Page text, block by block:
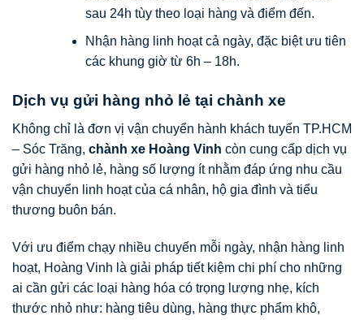
sau 24h tùy theo loại hàng và điểm đến.
Nhận hàng linh hoạt cả ngày, đặc biệt ưu tiên
các khung giờ từ 6h – 18h.
Dịch vụ gửi hàng nhỏ lẻ tại chành xe
Không chỉ là đơn vị vận chuyển hành khách tuyến TP.HCM
– Sóc Trăng, chành xe Hoàng Vinh còn cung cấp dịch vụ
gửi hàng nhỏ lẻ, hàng số lượng ít nhằm đáp ứng nhu cầu
vận chuyển linh hoạt của cá nhân, hộ gia đình và tiểu
thương buôn bán.
Với ưu điểm chạy nhiều chuyến mỗi ngày, nhận hàng linh
hoạt, Hoàng Vinh là giải pháp tiết kiệm chi phí cho những
ai cần gửi các loại hàng hóa có trọng lượng nhẹ, kích
thước nhỏ như: hàng tiêu dùng, hàng thực phẩm khô,